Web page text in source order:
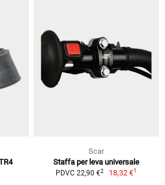
Scar
Staffa per leva universale
PDVC 22,90 €2 18,32 €1